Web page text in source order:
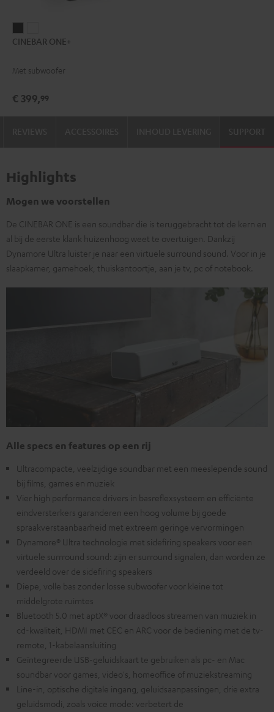
ONE+ONE+
CINEBAR ONE+
Met subwoofer
€ 399,99
SUPPORT
Highlights
Mogen we voorstellen
De CINEBAR ONE is een soundbar die is teruggebracht tot de kern en
al bij de eerste klank huizenhoog weet te overtuigen. Dankzij
Dynamore Ultra luister je naar een virtuele surround sound. Voor in je
slaapkamer, gamehoek, thuiskantoortje, aan je tv, pc of notebook.
Alle specs en features op een rij
Ultracompacte, veelzijdige soundbar met een meeslepende sound
bij films, games en muziek
Vier high performance drivers in basreflexsysteem en efficiënte
eindversterkers garanderen een hoog volume bij goede
spraakverstaanbaarheid met extreem geringe vervormingen
Dynamore® Ultra technologie met sidefiring speakers voor een
virtuele surrround sound: zijn er surround signalen, dan worden ze
verdeeld over de sidefiring speakers
Diepe, volle bas zonder losse subwoofer voor kleine tot
middelgrote ruimtes
Bluetooth 5.0 met aptX® voor draadloos streamen van muziek in
cd-kwaliteit, HDMI met CEC en ARC voor de bediening met de tv-
remote, 1-kabelaansluiting
Geïntegreerde USB-geluidskaart te gebruiken als pc- en Mac
soundbar voor games, video's, homeoffice of muziekstreaming
Line-in, optische digitale ingang, geluidsaanpassingen, drie extra
geluidsmodi, zoals voice mode: verbetert de